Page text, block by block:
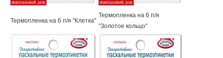
Термопленка на 6 п/я "Клетка"
Термопленка на 6 п/я
"Золотое кольцо"